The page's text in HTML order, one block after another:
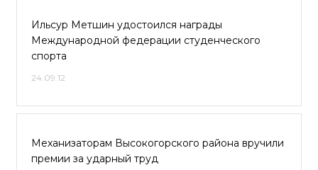
Ильсур Метшин удостоился награды
Международной федерации студенческого
спорта
24.09.12
Механизаторам Высокогорского района вручили
премии за ударный труд